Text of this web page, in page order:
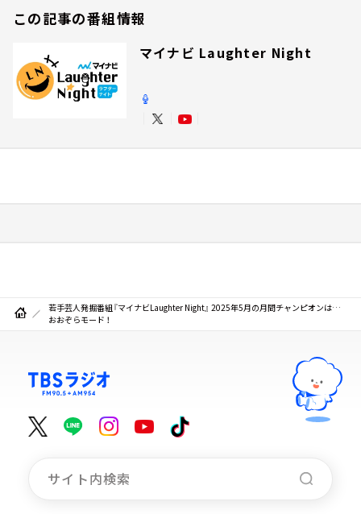
この記事の番組情報
マイナビ Laughter Night
若手芸人発掘番組『マイナビLaughter Night』 2025年5月の月間チャンピオンは…
おおぞらモード ！